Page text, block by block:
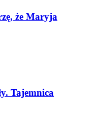
że Maryja
Tajemnica